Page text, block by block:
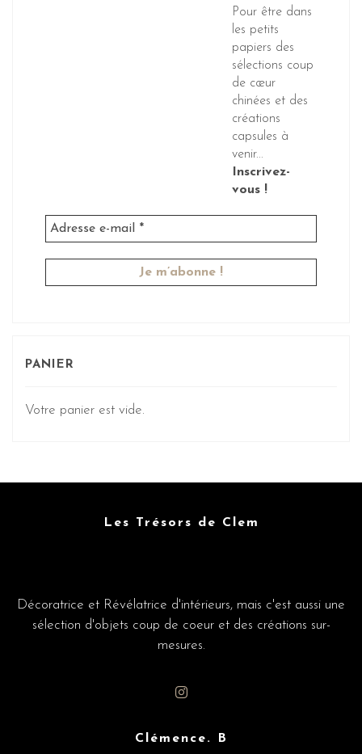
Pour être dans
les petits
papiers des
sélections coup
de cœur
chinées et des
créations
capsules à
venir...
Inscrivez-
vous !
PANIER
Votre panier est vide.
Les Trésors de Clem
Décoratrice et Révélatrice d'intérieurs, mais c'est aussi une
sélection d'objets coup de coeur et des créations sur-
mesures.
Clémence. B